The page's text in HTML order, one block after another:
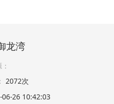
龙湾
2072次
06-26 10:42:03